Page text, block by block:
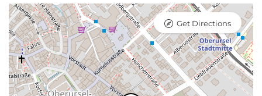
Get Directions